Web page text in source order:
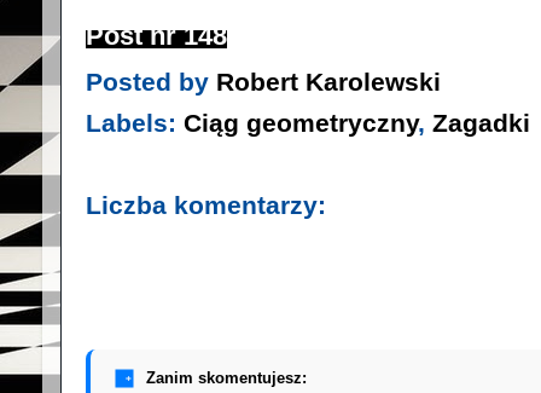
Post nr 148
Posted by Robert Karolewski
Labels: Ciąg geometryczny, Zagadki
Liczba komentarzy:
Zanim skomentujesz: